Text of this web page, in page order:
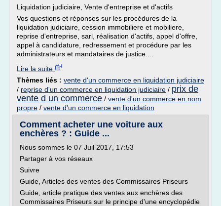
Liquidation judiciaire, Vente d'entreprise et d'actifs
Vos questions et réponses sur les procédures de la
liquidation judiciaire, cession immobiliere et mobiliere,
reprise d'entreprise, sarl, réalisation d'actifs, appel d'offre,
appel à candidature, redressement et procédure par les
administrateurs et mandataires de justice....
Lire la suite
Thèmes liés : vente d'un commerce en liquidation judiciaire
/ reprise d'un commerce en liquidation judiciaire / prix de
vente d un commerce / vente d'un commerce en nom
propre / vente d'un commerce en liquidation
Comment acheter une voiture aux
enchères ? : Guide ...
Nous sommes le 07 Juil 2017, 17:53
Partager à vos réseaux
Suivre
Guide, Articles des ventes des Commissaires Priseurs
Guide, article pratique des ventes aux enchères des
Commissaires Priseurs sur le principe d'une encyclopédie